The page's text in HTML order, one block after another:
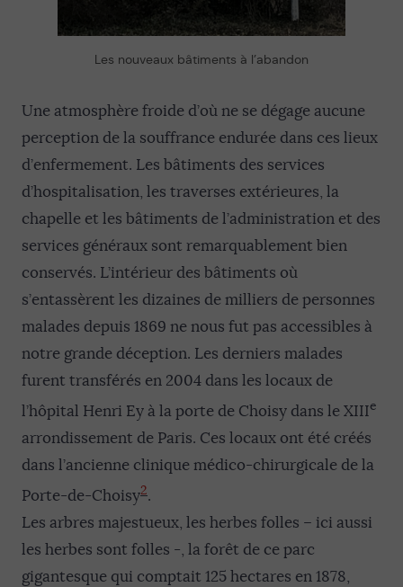
Les nouveaux bâtiments à l’abandon
Une atmosphère froide d’où ne se dégage aucune
perception de la souffrance endurée dans ces lieux
d’enfermement. Les bâtiments des services
d’hospitalisation, les traverses extérieures, la
chapelle et les bâtiments de l’administration et des
services généraux sont remarquablement bien
conservés. L’intérieur des bâtiments où
s’entassèrent les dizaines de milliers de personnes
malades depuis 1869 ne nous fut pas accessibles à
notre grande déception. Les derniers malades
furent transférés en 2004 dans les locaux de
l’hôpital Henri Ey à la porte de Choisy dans le XIIIe
arrondissement de Paris. Ces locaux ont été créés
dans l’ancienne clinique médico-chirurgicale de la
Porte-de-Choisy2.
Les arbres majestueux, les herbes folles – ici aussi
les herbes sont folles -, la forêt de ce parc
gigantesque qui comptait 125 hectares en 1878,